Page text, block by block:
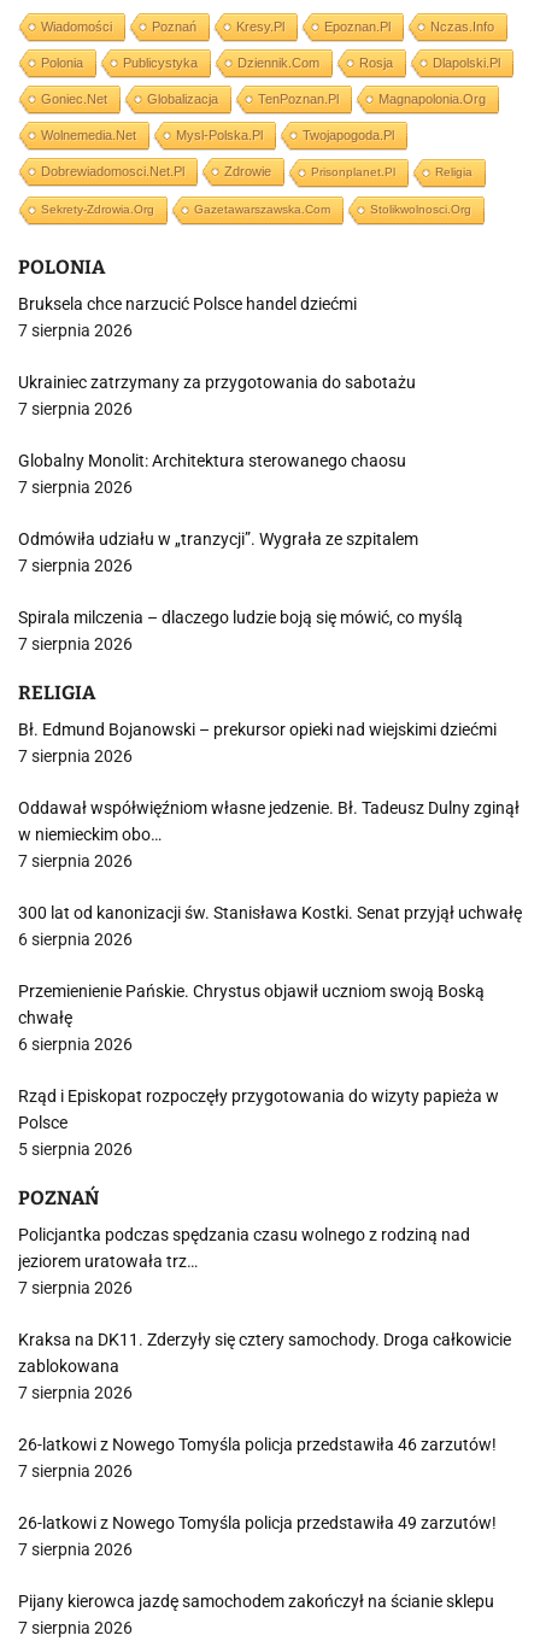
Wiadomości Poznań Kresy.pl Epoznan.pl Nczas.info
Polonia Publicystyka Dziennik.com Rosja Dlapolski.pl
Goniec.net Globalizacja TenPoznan.pl Magnapolonia.org
Wolnemedia.net Mysl-Polska.pl Twojapogoda.pl
Dobrewiadomosci.net.pl Zdrowie Prisonplanet.pl Religia
Sekrety-Zdrowia.org Gazetawarszawska.com Stolikwolnosci.org
POLONIA
Bruksela chce narzucić Polsce handel dziećmi
7 sierpnia 2026
Ukrainiec zatrzymany za przygotowania do sabotażu
7 sierpnia 2026
Globalny Monolit: Architektura sterowanego chaosu
7 sierpnia 2026
Odmówiła udziału w „tranzycji”. Wygrała ze szpitalem
7 sierpnia 2026
Spirala milczenia – dlaczego ludzie boją się mówić, co myślą
7 sierpnia 2026
RELIGIA
Bł. Edmund Bojanowski – prekursor opieki nad wiejskimi dziećmi
7 sierpnia 2026
Oddawał współwięźniom własne jedzenie. Bł. Tadeusz Dulny zginął
w niemieckim obo…
7 sierpnia 2026
300 lat od kanonizacji św. Stanisława Kostki. Senat przyjął uchwałę
6 sierpnia 2026
Przemienienie Pańskie. Chrystus objawił uczniom swoją Boską
chwałę
6 sierpnia 2026
Rząd i Episkopat rozpoczęły przygotowania do wizyty papieża w
Polsce
5 sierpnia 2026
POZNAŃ
Policjantka podczas spędzania czasu wolnego z rodziną nad
jeziorem uratowała trz…
7 sierpnia 2026
Kraksa na DK11. Zderzyły się cztery samochody. Droga całkowicie
zablokowana
7 sierpnia 2026
26-latkowi z Nowego Tomyśla policja przedstawiła 46 zarzutów!
7 sierpnia 2026
26-latkowi z Nowego Tomyśla policja przedstawiła 49 zarzutów!
7 sierpnia 2026
Pijany kierowca jazdę samochodem zakończył na ścianie sklepu
7 sierpnia 2026